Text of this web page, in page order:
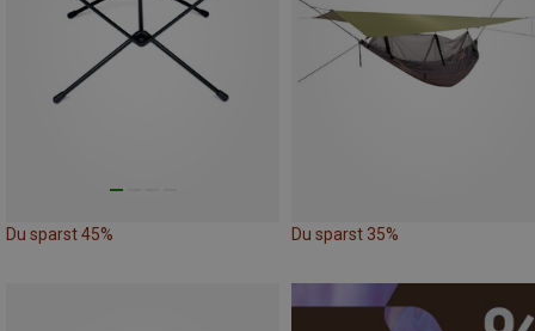
Du sparst 45% Du sparst 35%